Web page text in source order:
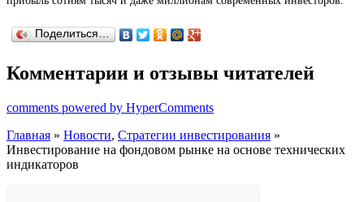
Поделиться…
Комментарии и отзывы читателей
comments powered by HyperComments
Главная » Новости, Стратегии инвестирования »
Инвестирование на фондовом рынке на основе технических
индикаторов